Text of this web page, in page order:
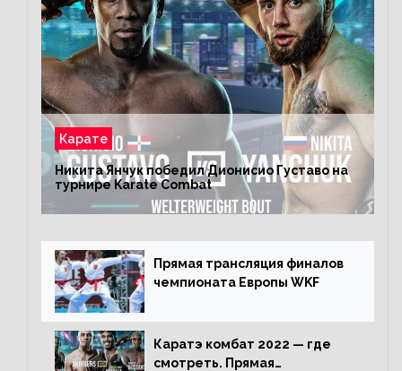
Карате
Никита Янчук победил Дионисио Густаво на
турнире Karate Combat
Прямая трансляция финалов
чемпионата Европы WKF
Каратэ комбат 2022 — где
смотреть. Прямая